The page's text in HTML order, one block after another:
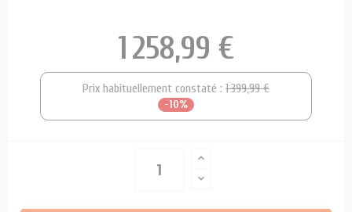
Prix habituellement constaté : 1 399,99 €
-10%
1 258,99 €